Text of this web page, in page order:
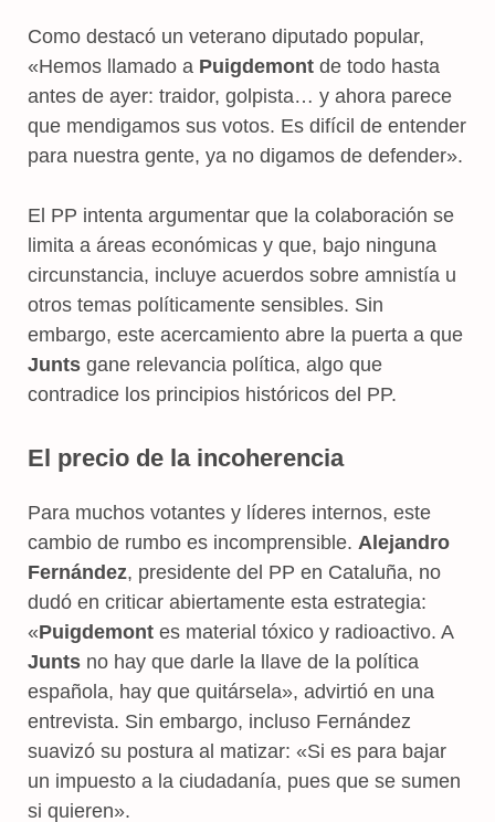
Como destacó un veterano diputado popular,
«Hemos llamado a Puigdemont de todo hasta
antes de ayer: traidor, golpista… y ahora parece
que mendigamos sus votos. Es difícil de entender
para nuestra gente, ya no digamos de defender».
El PP intenta argumentar que la colaboración se
limita a áreas económicas y que, bajo ninguna
circunstancia, incluye acuerdos sobre amnistía u
otros temas políticamente sensibles. Sin
embargo, este acercamiento abre la puerta a que
Junts gane relevancia política, algo que
contradice los principios históricos del PP.
El precio de la incoherencia
Para muchos votantes y líderes internos, este
cambio de rumbo es incomprensible. Alejandro
Fernández, presidente del PP en Cataluña, no
dudó en criticar abiertamente esta estrategia:
«Puigdemont es material tóxico y radioactivo. A
Junts no hay que darle la llave de la política
española, hay que quitársela», advirtió en una
entrevista. Sin embargo, incluso Fernández
suavizó su postura al matizar: «Si es para bajar
un impuesto a la ciudadanía, pues que se sumen
si quieren».